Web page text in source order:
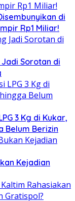
di
Rp1 Miliar!
Jadi Sorotan di
3 Kg di Kukar,
Belum Berizin
Kejadian